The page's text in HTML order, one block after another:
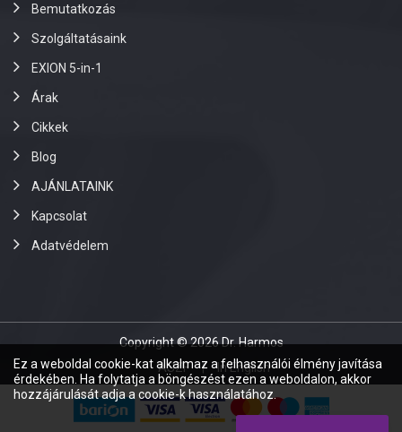
Bemutatkozás
Szolgáltatásaink
EXION 5-in-1
Árak
Cikkek
Blog
AJÁNLATAINK
Kapcsolat
Adatvédelem
Copyright © 2026 Dr. Harmos
ÁSZF
In English
Ez a weboldal cookie-kat alkalmaz a felhasználói élmény javítása
érdekében. Ha folytatja a böngészést ezen a weboldalon, akkor
hozzájárulását adja a cookie-k használatához.